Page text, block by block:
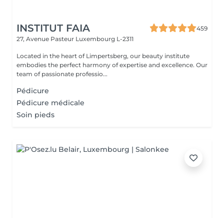
INSTITUT FAIA
459
27, Avenue Pasteur Luxembourg L-2311
Located in the heart of Limpertsberg, our beauty institute
embodies the perfect harmony of expertise and excellence. Our
team of passionate professio...
Pédicure
Pédicure médicale
Soin pieds